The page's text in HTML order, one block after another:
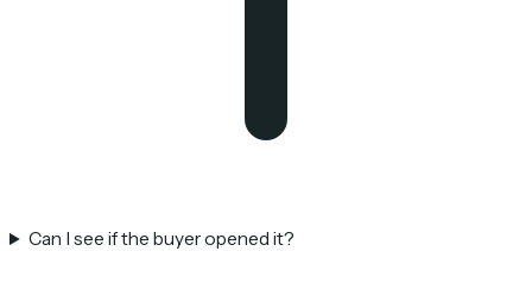
Can I see if the buyer opened it?